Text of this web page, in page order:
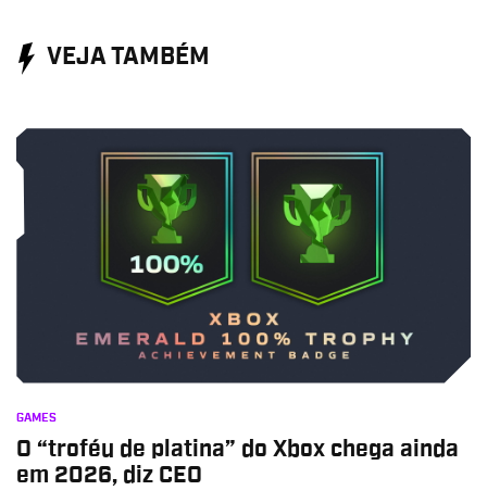
VEJA TAMBÉM
GAMES
O “troféu de platina” do Xbox chega ainda
em 2026, diz CEO